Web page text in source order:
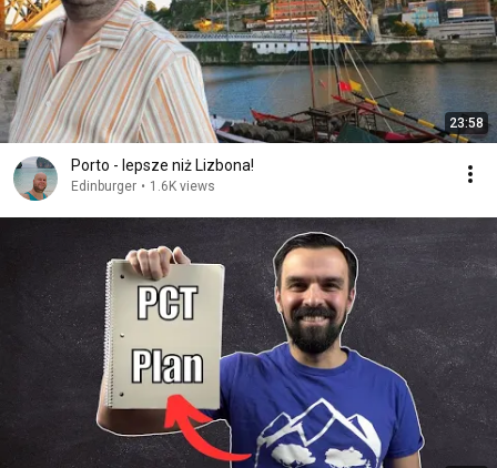
23:58
Porto - lepsze niż Lizbona!
Edinburger • 1.6K views